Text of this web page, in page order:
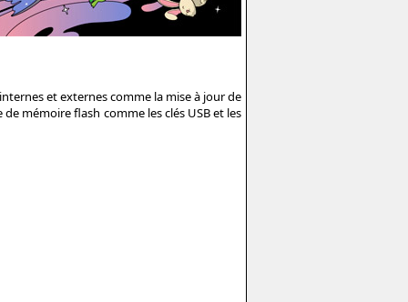
et externes comme la mise à jour de
mémoire flash comme les clés USB et les